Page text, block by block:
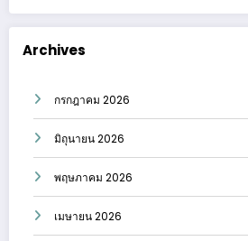
Archives
กรกฎาคม 2026
มิถุนายน 2026
พฤษภาคม 2026
เมษายน 2026